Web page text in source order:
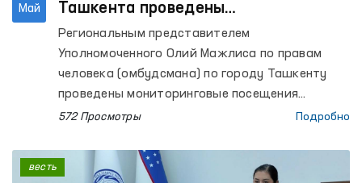
Май
Ташкента проведены
мониторинговые посещения
Региональным представителем
Уполномоченного Олий Мажлиса по правам
человека (омбудсмана) по городу Ташкенту
проведены мониторинговые посещения
колонии исполнения наказания № 21,
осуждённых № 23, колонии-поселения № 51 и
её производственных объектов, дома-
572 Просмотры Подробно
весть